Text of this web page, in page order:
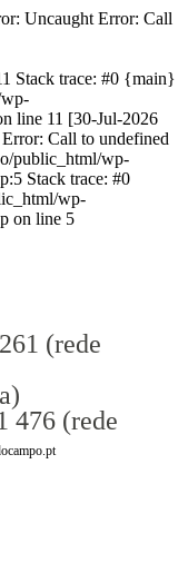
Uncaught Error: Call
Stack trace: #0 {main}
line 11 [30-Jul-2026
Call to undefined
public_html/wp-
Stack trace: #0
wp-
on line 5
(rede
476 (rede